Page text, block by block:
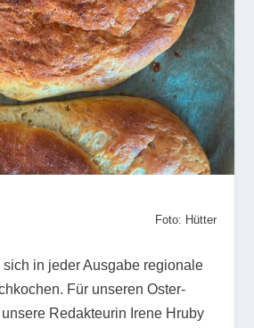
Foto: Hütter
sich in jeder Ausgabe regionale
Für unseren Oster-
Redakteurin Irene Hruby